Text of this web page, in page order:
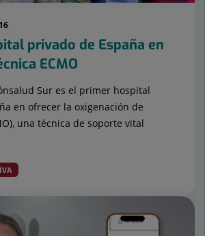
privado de España en
ECMO
Sur es el primer hospital
en ofrecer la oxigenación de
una técnica de soporte vital